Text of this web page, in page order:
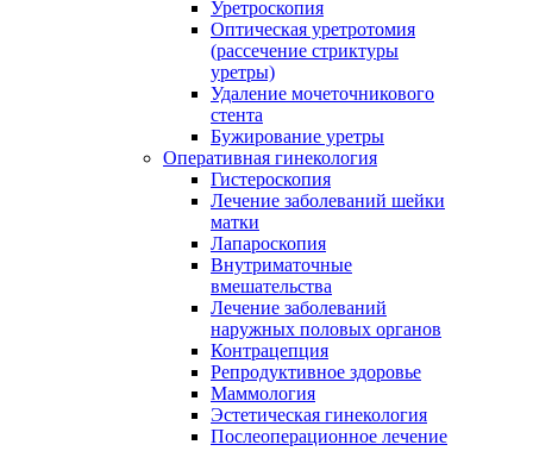
Уретроскопия
Оптическая уретротомия
(рассечение стриктуры
уретры)
Удаление мочеточникового
стента
Бужирование уретры
Оперативная гинекология
Гистероскопия
Лечение заболеваний шейки
матки
Лапароскопия
Внутриматочные
вмешательства
Лечение заболеваний
наружных половых органов
Контрацепция
Репродуктивное здоровье
Маммология
Эстетическая гинекология
Послеоперационное лечение